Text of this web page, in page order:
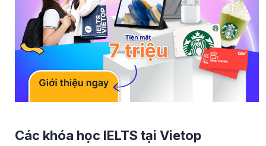
Các khóa học IELTS tại Vietop